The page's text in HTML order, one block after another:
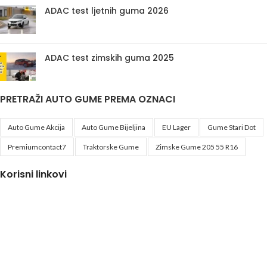
ADAC test ljetnih guma 2026
ADAC test zimskih guma 2025
PRETRAŽI AUTO GUME PREMA OZNACI
Auto Gume Akcija Auto Gume Bijeljina EU Lager Gume Stari Dot
Premiumcontact7 Traktorske Gume Zimske Gume 205 55 R16
Korisni linkovi